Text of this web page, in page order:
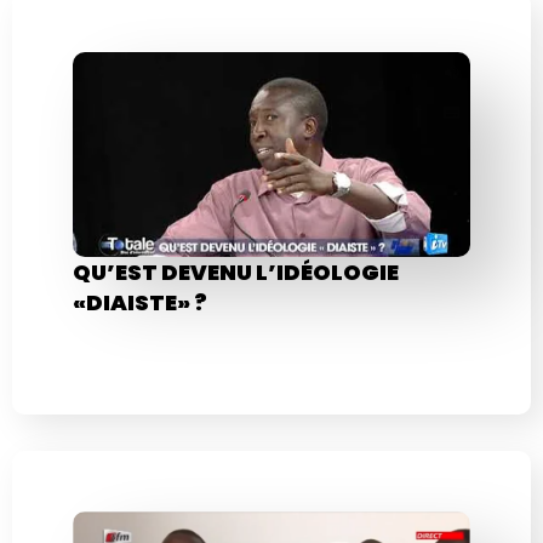
QU’EST DEVENU L’IDÉOLOGIE
«DIAISTE» ?